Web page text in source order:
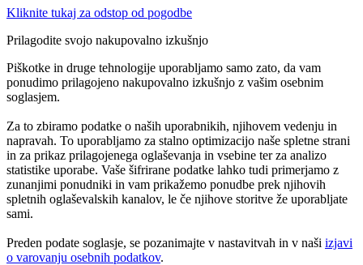
Kliknite tukaj za odstop od pogodbe
Prilagodite svojo nakupovalno izkušnjo
Piškotke in druge tehnologije uporabljamo samo zato, da vam
ponudimo prilagojeno nakupovalno izkušnjo z vašim osebnim
soglasjem.
Za to zbiramo podatke o naših uporabnikih, njihovem vedenju in
napravah. To uporabljamo za stalno optimizacijo naše spletne strani
in za prikaz prilagojenega oglaševanja in vsebine ter za analizo
statistike uporabe. Vaše šifrirane podatke lahko tudi primerjamo z
zunanjimi ponudniki in vam prikažemo ponudbe prek njihovih
spletnih oglaševalskih kanalov, le če njihove storitve že uporabljate
sami.
Preden podate soglasje, se pozanimajte v nastavitvah in v naši izjavi
o varovanju osebnih podatkov.